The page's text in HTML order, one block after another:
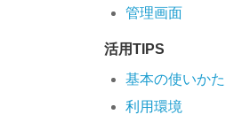
管理画面
活用TIPS
基本の使いかた
利用環境